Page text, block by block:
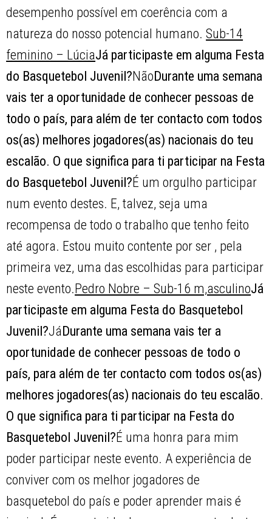
desempenho possível em coerência com a
natureza do nosso potencial humano.Sub-14
feminino – LúciaJá participaste em alguma Festa
do Basquetebol Juvenil?Não Durante uma semana
vais ter a oportunidade de conhecer pessoas de
todo o país, para além de ter contacto com todos
os(as) melhores jogadores(as) nacionais do teu
escalão. O que significa para ti participar na Festa
do Basquetebol Juvenil?É um orgulho participar
num evento destes. E, talvez, seja uma
recompensa de todo o trabalho que tenho feito
até agora. Estou muito contente por ser , pela
primeira vez, uma das escolhidas para participar
neste evento. Pedro Nobre – Sub-16 m,asculinoJá
participaste em alguma Festa do Basquetebol
Juvenil?Já Durante uma semana vais ter a
oportunidade de conhecer pessoas de todo o
país, para além de ter contacto com todos os(as)
melhores jogadores(as) nacionais do teu escalão.
O que significa para ti participar na Festa do
Basquetebol Juvenil?É uma honra para mim
poder participar neste evento. A experiência de
conviver com os melhor jogadores de
basquetebol do país e poder aprender mais é